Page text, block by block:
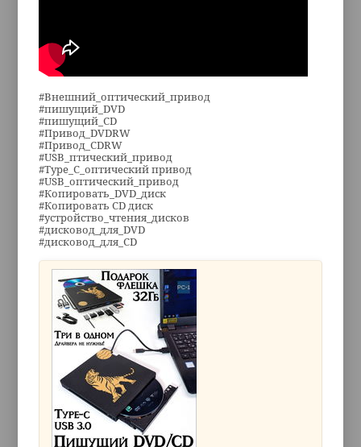
#Внешний_оптический_привод
#пишущий_DVD
#пишущий_CD
#Привод_DVDRW
#Привод_CDRW
#USB_птический_привод
#Type_C_оптический привод
#USB_оптический_привод
#Копировать_DVD_диск
#Копировать CD диск
#устройство_чтения_дисков
#дисковод_для_DVD
#дисковод_для_CD